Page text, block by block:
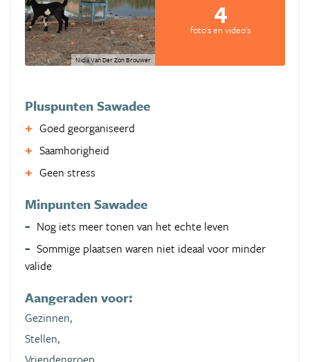
Nidia Van Der Zon Brouwer
4
foto's en video's
Pluspunten Sawadee
Goed georganiseerd
Saamhorigheid
Geen stress
Minpunten Sawadee
Nog iets meer tonen van het echte leven
Sommige plaatsen waren niet ideaal voor minder
valide
Aangeraden voor:
Gezinnen,
Stellen,